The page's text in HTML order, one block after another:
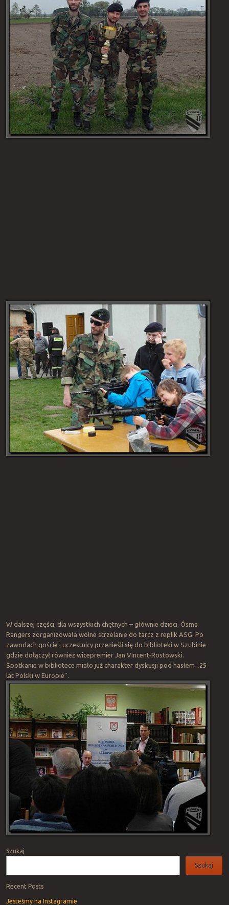
W dalszej części, dla wszystkich chętnych – głównie dzieci, Ósma
Rangers zorganizowała wolne strzelanie do tarcz z replik ASG. Po
zawodach goście i uczestnicy przenieśli się do biblioteki w Szubinie
gdzie dołączył również wicepremier Jan Vincent-Rostowski.
Spotkanie w bibliotece miało już charakter dyskusji pod hasłem „25
lat Polski w Europie”.
Szukaj
Szukaj
Recent Posts
Jesteśmy na Instagramie